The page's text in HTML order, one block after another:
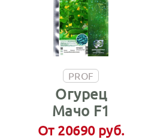
PROF
Огурец
Мачо F1
От 20690 руб.